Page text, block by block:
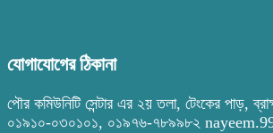
যোগাযোগের ঠিকানা
পৌর কমিউনিটি সেন্টার এর ২য় তলা, টেংকের পাড়,
০১৯১০-০৩০১০১, ০১৯৭৬-৭৮৯৯৮২